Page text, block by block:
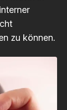
zu können.